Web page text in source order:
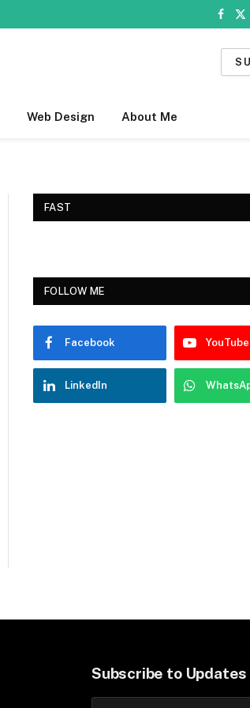
X
Web Design About Me
FAST
FOLLOW ME
Facebook YouTube
LinkedIn
Subscribe to Updates